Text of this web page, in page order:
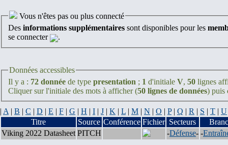
Vous n'êtes pas ou plus connecté
Des informations supplémentaires sont disponibles pour les
se connecter
.
Données accessibles
Il y a : 72 donnée de type presentation ; 1 d'initiale V, 50 lignes
Cliquer sur l'initiale des mots à afficher (50 lignes de données) puis
| A | B | C | D | E | F | G | H | I | J | K | L | M | N | O | P| Q | R | S | T | U
Titre
Source Conférence Fichier Secteurs
Viking 2022 Datasheet PITCH -Défense- -